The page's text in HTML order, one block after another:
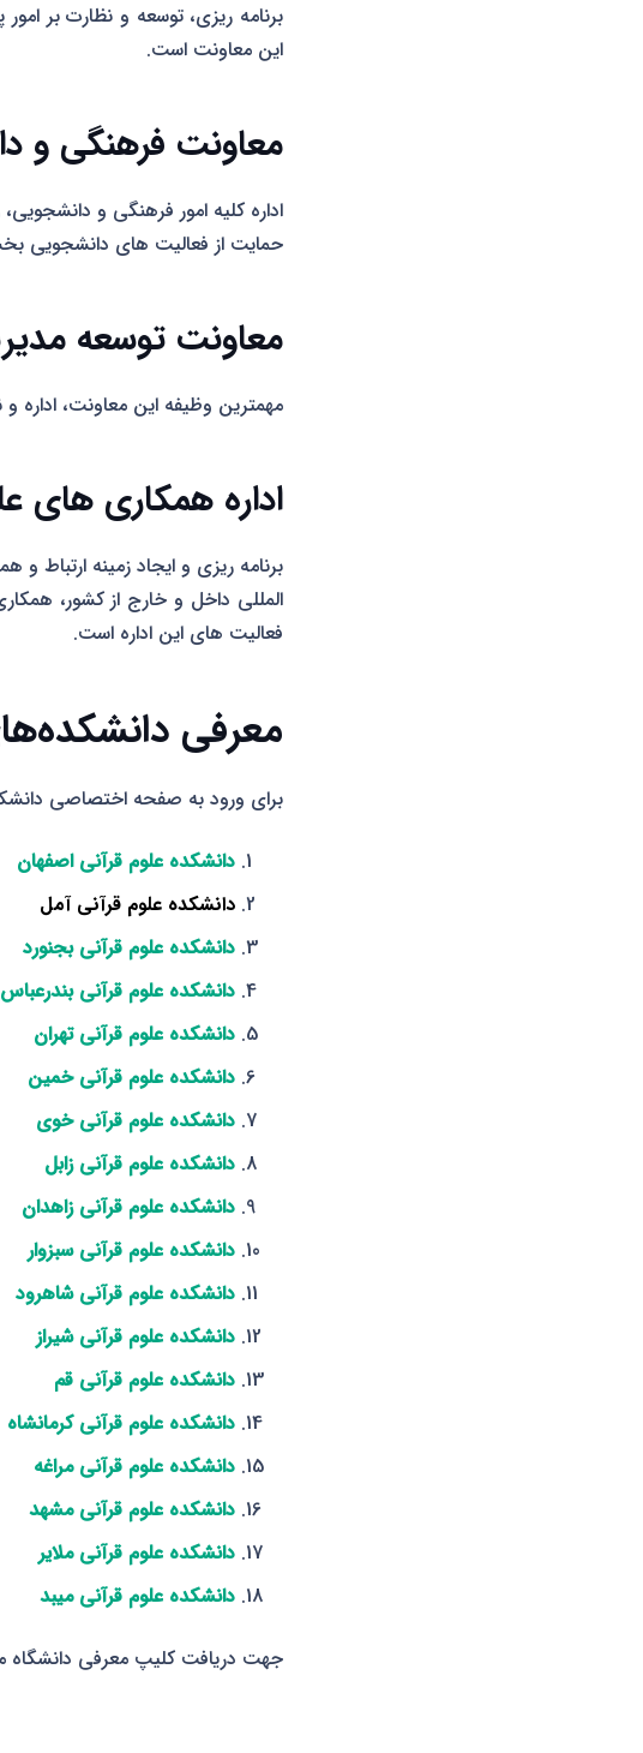
برنامه ریزی، توسعه و نظارت بر
این معاونت است.
معاونت فرهنگی و
اداره کلیه امور فرهنگی و
حمایت از فعالیت های دانشجویی
معاونت توسعه
مهمترین وظیفه این معاونت، اداره
اداره همکاری های
برنامه ریزی و ایجاد زمینه ارتباط
المللی داخل و خارج از کشور،
فعالیت های این اداره است.
معرفی
برای ورود به صفحه اختصاصی
دانشکده علوم قرآنی اصفهان
دانشکده علوم قرآنی آمل
دانشکده علوم قرآنی بجنورد
دانشکده علوم قرآنی بندرعباس
دانشکده علوم قرآنی تهران
دانشکده علوم قرآنی خمین
دانشکده علوم قرآنی خوی
دانشکده علوم قرآنی زابل
دانشکده علوم قرآنی زاهدان
دانشکده علوم قرآنی سبزوار
دانشکده علوم قرآنی شاهرود
دانشکده علوم قرآنی شیراز
دانشکده علوم قرآنی قم
دانشکده علوم قرآنی کرمانشاه
دانشکده علوم قرآنی مراغه
دانشکده علوم قرآنی مشهد
دانشکده علوم قرآنی ملایر
دانشکده علوم قرآنی میبد
جهت دریافت کلیپ معرفی دانشگاه می